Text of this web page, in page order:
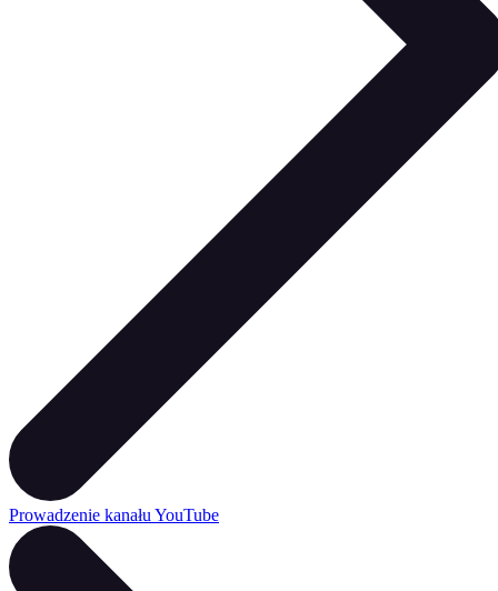
Prowadzenie kanału YouTube